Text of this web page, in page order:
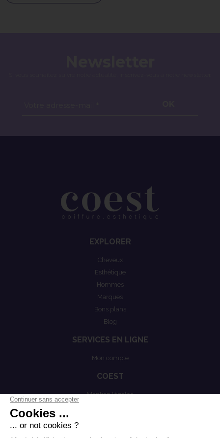
EXPLORER
Cheveux
Esthétique
Hommes
Marques
Bons plans
Blog
SERVICES EN LIGNE
Mon compte
COEST
Mention légales